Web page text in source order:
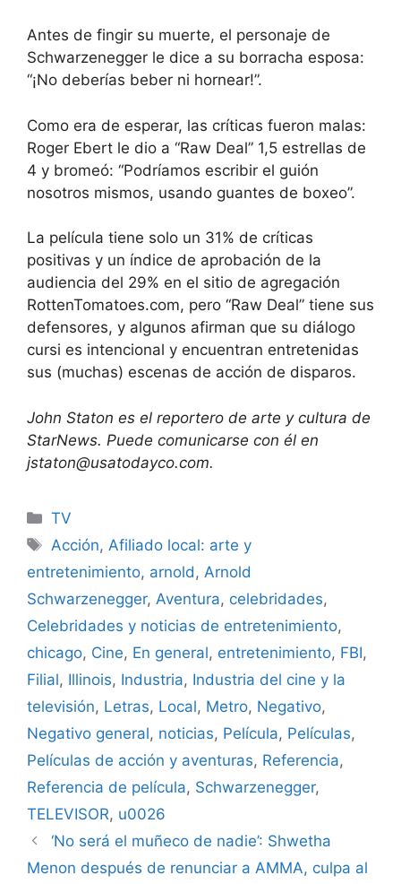
Antes de fingir su muerte, el personaje de
Schwarzenegger le dice a su borracha esposa:
“¡No deberías beber ni hornear!”.
Como era de esperar, las críticas fueron malas:
Roger Ebert le dio a “Raw Deal” 1,5 estrellas de
4 y bromeó: “Podríamos escribir el guión
nosotros mismos, usando guantes de boxeo”.
La película tiene solo un 31% de críticas
positivas y un índice de aprobación de la
audiencia del 29% en el sitio de agregación
RottenTomatoes.com, pero “Raw Deal” tiene sus
defensores, y algunos afirman que su diálogo
cursi es intencional y encuentran entretenidas
sus (muchas) escenas de acción de disparos.
John Staton es el reportero de arte y cultura de
StarNews. Puede comunicarse con él en
jstaton@usatodayco.com.
Categories
TV
Tags
Acción, Afiliado local: arte y
entretenimiento, arnold , Arnold
Schwarzenegger, Aventura, celebridades,
Celebridades y noticias de entretenimiento,
chicago, Cine, En general, entretenimiento, FBI,
Filial, Illinois, Industria, Industria del cine y la
televisión, Letras, Local, Metro, Negativo,
Negativo general, noticias, Película, Películas,
Películas de acción y aventuras, Referencia,
Referencia de película, Schwarzenegger,
TELEVISOR, u0026
‘No será el muñeco de nadie’: Shwetha
Menon después de renunciar a AMMA, culpa al